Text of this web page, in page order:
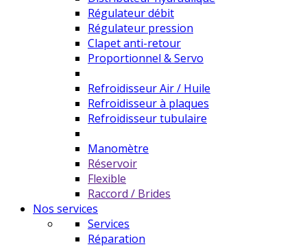
Régulateur débit
Régulateur pression
Clapet anti-retour
Proportionnel & Servo
Refroidisseur Air / Huile
Refroidisseur à plaques
Refroidisseur tubulaire
Manomètre
Réservoir
Flexible
Raccord / Brides
Nos services
Services
Réparation